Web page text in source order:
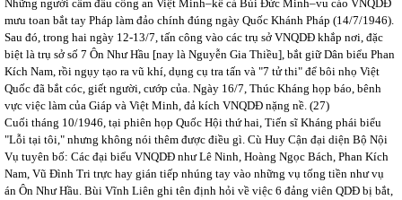
Những người cầm đầu công an Việt Minh–kể cả Bùi Đức Minh–vu cáo VNQDĐ
mưu toan bắt tay Pháp làm đảo chính đúng ngày Quốc Khánh Pháp (14/7/1946).
Sau đó, trong hai ngày 12-13/7, tấn công vào các trụ sở VNQDĐ khắp nơi, đặc
biệt là trụ sở số 7 Ôn Như Hầu [nay là Nguyễn Gia Thiều], bắt giữ Dân biểu Phan
Kích Nam, rồi ngụy tạo ra vũ khí, dụng cụ tra tấn và "7 tử thi" để bôi nhọ Việt
Quốc đã bắt cóc, giết người, cướp của. Ngày 16/7, Thúc Kháng họp báo, bênh
vực việc làm của Giáp và Việt Minh, đả kích VNQDĐ nặng nề. (27)
Cuối tháng 10/1946, tại phiên họp Quốc Hội thứ hai, Tiến sĩ Kháng phái biểu
"Lỗi tại tôi," nhưng không nói thêm được điều gì. Cù Huy Cận đại diện Bộ Nội
Vụ tuyên bố: Các đại biểu VNQDĐ như Lê Ninh, Hoàng Ngọc Bách, Phan Kích
Nam, Vũ Đình Tri trực hay gián tiếp nhúng tay vào những vụ tống tiền như vụ
án Ôn Như Hầu. Bùi Vĩnh Liên ghi tên định hỏi về việc 6 đảng viên QDĐ bị bắt,